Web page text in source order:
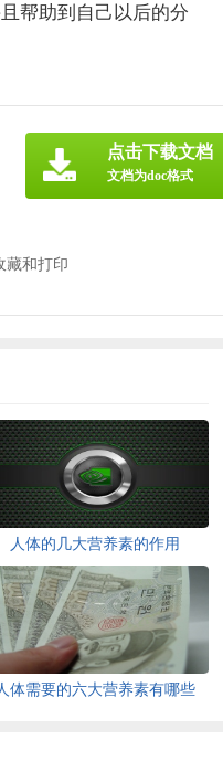
帮助到自己以后的分
藏和打印
点击下载文档
文档为doc格式
人体的几大营养素的作用
体需要的六大营养素有哪些